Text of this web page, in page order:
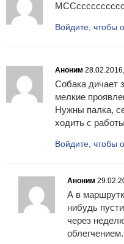
Войдите, чтобы
Аноним
Собака дичает
мелкие
Нужны палка,
ходить с
Войдите, чтобы
Аноним
А в
нибудь
через
облегчением.